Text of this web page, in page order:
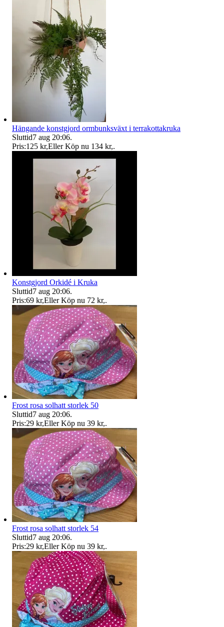
Hängande konstgjord ormbunksväxt i terrakottakruka
Sluttid7 aug 20:06.
Pris:125 kr,Eller Köp nu 134 kr,.
Konstgjord Orkidé i Kruka
Sluttid7 aug 20:06.
Pris:69 kr,Eller Köp nu 72 kr,.
Frost rosa solhatt storlek 50
Sluttid7 aug 20:06.
Pris:29 kr,Eller Köp nu 39 kr,.
Frost rosa solhatt storlek 54
Sluttid7 aug 20:06.
Pris:29 kr,Eller Köp nu 39 kr,.